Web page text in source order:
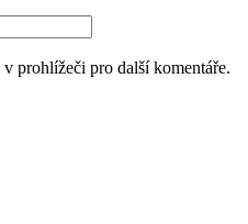
prohlížeči pro další komentáře.